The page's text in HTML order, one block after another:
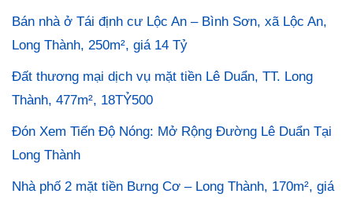
Bán nhà ở Tái định cư Lộc An – Bình Sơn, xã Lộc An,
Long Thành, 250m², giá 14 Tỷ
Đất thương mại dịch vụ mặt tiền Lê Duẩn, TT. Long
Thành, 477m², 18TỶ500
Đón Xem Tiến Độ Nóng: Mở Rộng Đường Lê Duẩn Tại
Long Thành
Nhà phố 2 mặt tiền Bưng Cơ – Long Thành, 170m², giá